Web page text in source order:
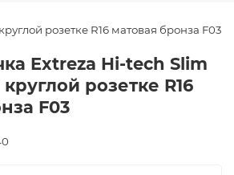
розетке R16 матовая бронза F03
Extreza Hi-tech Slim
круглой розетке R16
F03